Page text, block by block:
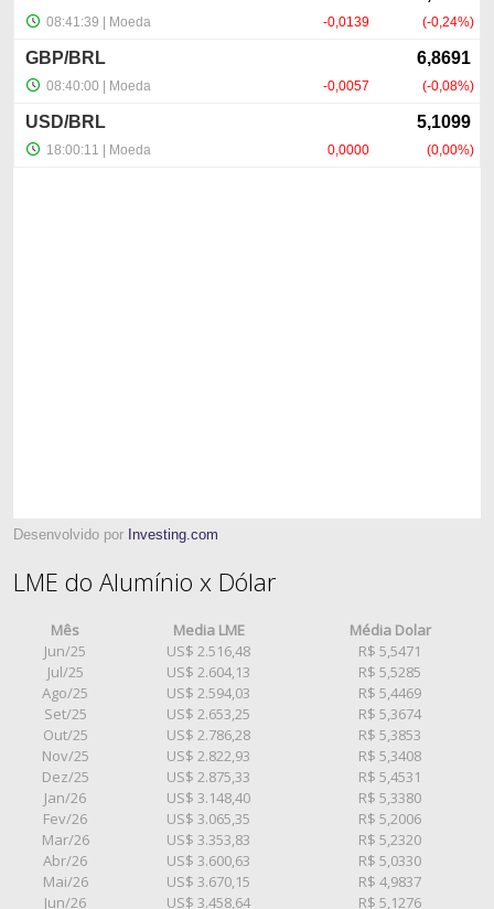
Desenvolvido por Investing.com
LME do Alumínio x Dólar
Mês Media LME
Média Dolar
Jun/25
US$ 2.516,48
R$ 5,5471
Jul/25
US$ 2.604,13
R$ 5,5285
Ago/25
US$ 2.594,03
R$ 5,4469
Set/25
US$ 2.653,25
R$ 5,3674
Out/25
US$ 2.786,28
R$ 5,3853
Nov/25
US$ 2.822,93
R$ 5,3408
Dez/25
US$ 2.875,33
R$ 5,4531
Jan/26
US$ 3.148,40
R$ 5,3380
Fev/26
US$ 3.065,35
R$ 5,2006
Mar/26
US$ 3.353,83
R$ 5,2320
Abr/26
US$ 3.600,63
R$ 5,0330
Mai/26
US$ 3.670,15
R$ 4,9837
Jun/26
US$ 3.458,64 R$ 5,1276